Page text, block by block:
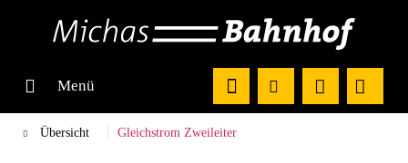
Menü
Übersicht Gleichstrom Zweileiter